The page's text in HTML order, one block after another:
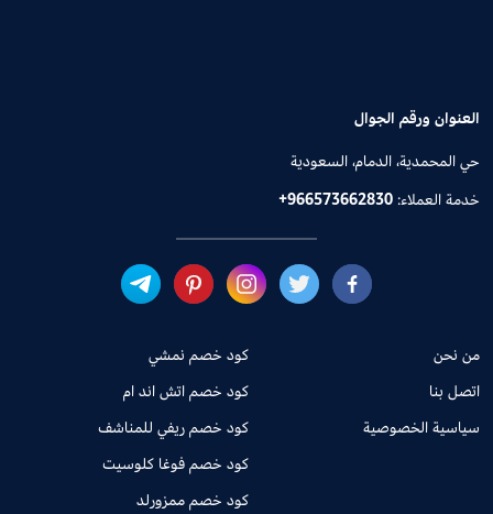
العنوان ورقم الجوال
حي المحمدية، الدمام، السعودية
خدمة العملاء:+966573662830
من نحن
اتصل بنا
سياسية الخصوصية
كود خصم نمشي
كود خصم اتش اند ام
كود خصم ريفي للمناشف
كود خصم فوغا كلوسيت
كود خصم ممزورلد